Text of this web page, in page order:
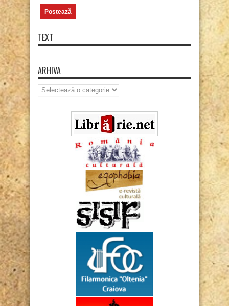
TEXT
ARHIVA
Arhiva